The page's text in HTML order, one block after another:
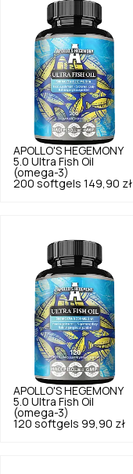
APOLLO'S HEGEMONY
5.0 Ultra Fish Oil
(omega-3)
200 softgels 149,90 zł
APOLLO'S HEGEMONY
5.0 Ultra Fish Oil
(omega-3)
120 softgels 99,90 zł